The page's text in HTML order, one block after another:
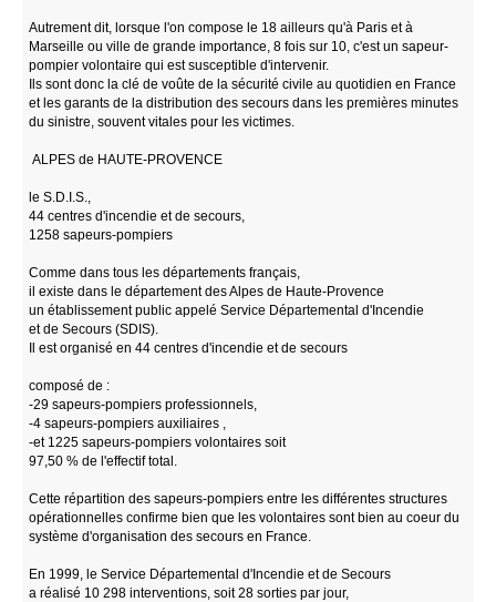
Autrement dit, lorsque l'on compose le 18 ailleurs qu'à Paris et à
Marseille ou ville de grande importance, 8 fois sur 10, c'est un sapeur-
pompier volontaire qui est susceptible d'intervenir.
Ils sont donc la clé de voûte de la sécurité civile au quotidien en France
et les garants de la distribution des secours dans les premières minutes
du sinistre, souvent vitales pour les victimes.
ALPES de HAUTE-PROVENCE
le S.D.I.S.,
44 centres d'incendie et de secours,
1258 sapeurs-pompiers
Comme dans tous les départements français,
il existe dans le département des Alpes de Haute-Provence
un établissement public appelé Service Départemental d'Incendie
et de Secours (SDIS).
Il est organisé en 44 centres d'incendie et de secours
composé de :
-29 sapeurs-pompiers professionnels,
-4 sapeurs-pompiers auxiliaires ,
-et 1225 sapeurs-pompiers volontaires soit
97,50 % de l'effectif total.
Cette répartition des sapeurs-pompiers entre les différentes structures
opérationnelles confirme bien que les volontaires sont bien au coeur du
système d'organisation des secours en France.
En 1999, le Service Départemental d'Incendie et de Secours
a réalisé 10 298 interventions, soit 28 sorties par jour,